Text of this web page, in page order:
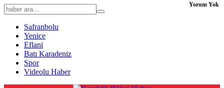
Safranbolu
Yenice
Eflani
Batı Karadeniz
Spor
Videolu Haber
Yorum Yok